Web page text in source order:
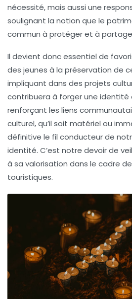
nécessité, mais aussi une
soulignant la notion que le
commun à protéger et à
Il devient donc essentiel de
des jeunes à la préservation de
impliquant dans des projets
contribuera à forger une
renforçant les liens
culturel, qu’il soit matériel ou
définitive le fil conducteur de
identité. C’est notre devoir de
à sa valorisation dans le cadre
touristiques.